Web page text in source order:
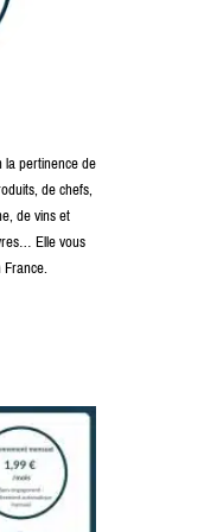
pertinence de
de chefs,
de vins et
Elle vous